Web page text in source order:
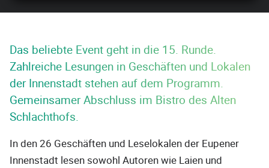
Das beliebte Event geht in die 15. Runde.
Zahlreiche Lesungen in Geschäften und Lokalen
der Innenstadt stehen auf dem Programm.
Gemeinsamer Abschluss im Bistro des Alten
Schlachthofs.
In den 26 Geschäften und Leselokalen der Eupener
Innenstadt lesen sowohl Autoren wie Laien und